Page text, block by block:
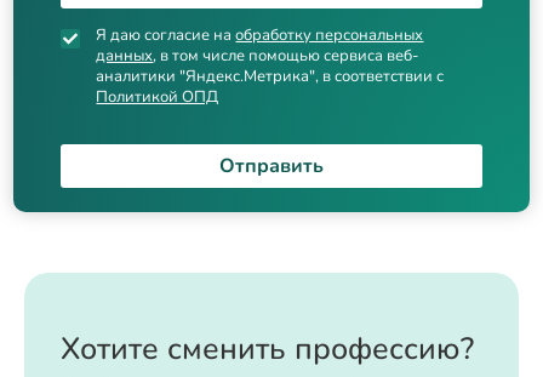
Я даю согласие наобработку персональных
данных, в том числе помощью сервиса веб-
аналитики "Яндекс.Метрика", в соответствии с
Политикой ОПД
Отправить
Хотите сменить профессию?